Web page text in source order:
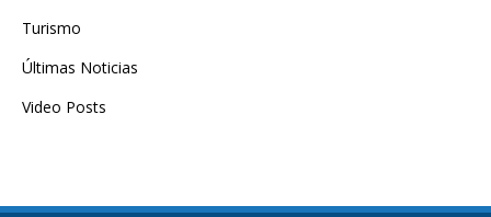
Turismo
Últimas Noticias
Video Posts